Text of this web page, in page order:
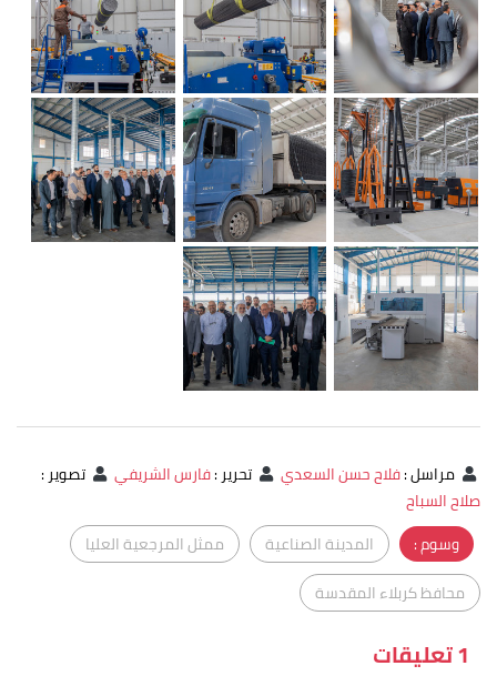
مراسل:فلاح حسن السعدي تحرير:فارس الشريفي تصوير:
صلاح السباح
وسوم :
المدينة الصناعية
ممثل المرجعية العليا
محافظ كربلاء المقدسة
1 تعليقات